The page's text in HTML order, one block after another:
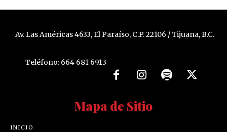
Av. Las Américas 4633, El Paraíso, C.P. 22106 / Tijuana, B.C.
Teléfono: 664 681 6913
Mapa de Sitio
INICIO